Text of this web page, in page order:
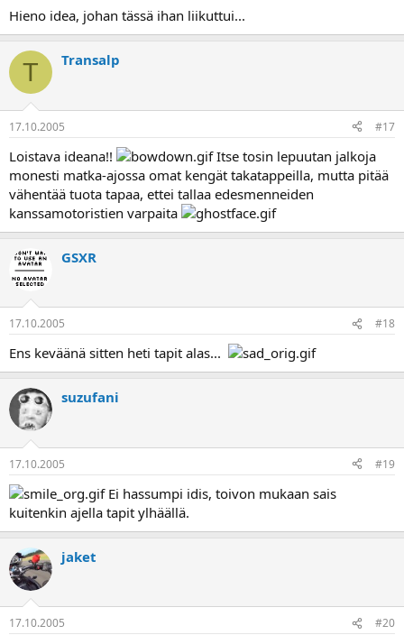
Hieno idea, johan tässä ihan liikuttui...
T Transalp
17.10.2005 #17
Loistava ideana!!
Itse tosin lepuutan jalkoja
monesti matka-ajossa omat kengät takatappeilla, mutta pitää
vähentää tuota tapaa, ettei tallaa edesmenneiden
kanssamotoristien varpaita
GSXR
17.10.2005 #18
Ens keväänä sitten heti tapit alas...
suzufani
17.10.2005 #19
Ei hassumpi idis, toivon mukaan sais
kuitenkin ajella tapit ylhäällä.
jaket
17.10.2005 #20